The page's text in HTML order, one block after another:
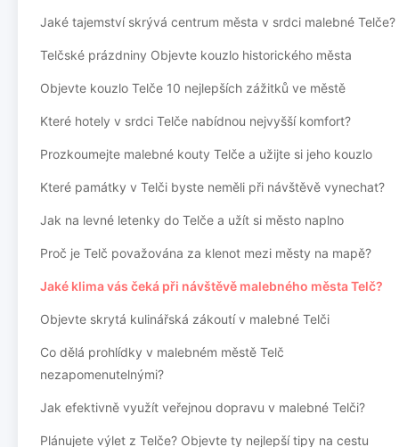
Jaké tajemství skrývá centrum města v srdci malebné Telče?
Telčské prázdniny Objevte kouzlo historického města
Objevte kouzlo Telče 10 nejlepších zážitků ve městě
Které hotely v srdci Telče nabídnou nejvyšší komfort?
Prozkoumejte malebné kouty Telče a užijte si jeho kouzlo
Které památky v Telči byste neměli při návštěvě vynechat?
Jak na levné letenky do Telče a užít si město naplno
Proč je Telč považována za klenot mezi městy na mapě?
Jaké klima vás čeká při návštěvě malebného města Telč?
Objevte skrytá kulinářská zákoutí v malebné Telči
Co dělá prohlídky v malebném městě Telč
nezapomenutelnými?
Jak efektivně využít veřejnou dopravu v malebné Telči?
Plánujete výlet z Telče? Objevte ty nejlepší tipy na cestu